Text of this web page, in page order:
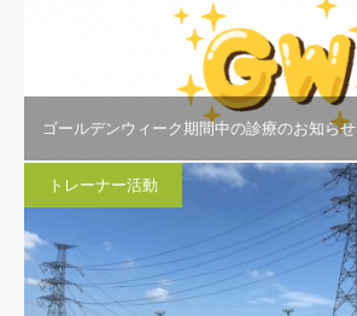
ゴールデンウィーク期間中の診療のお知らせ
トレーナー活動